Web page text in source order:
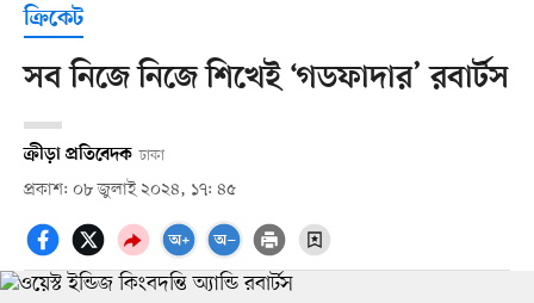
ক্রিকেট
সব নিজে নিজে শিখেই ‘গডফাদার’ রবার্টস
ক্রীড়া প্রতিবেদক ঢাকা
প্রকাশ: ০৮ জুলাই ২০২৪, ১৭: ৪৫